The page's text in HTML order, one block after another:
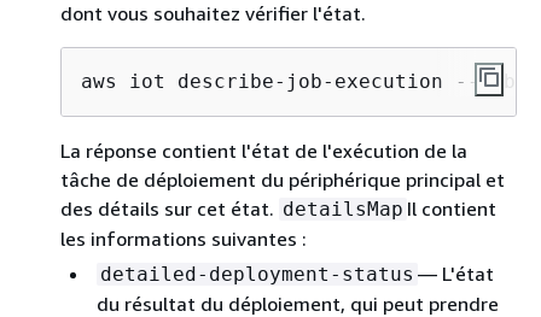
dont vous souhaitez vérifier l'état.
aws iot describe-job-execution --
La réponse contient l'état de l'exécution de la
tâche de déploiement du périphérique principal et
des détails sur cet état. detailsMap Il contient
les informations suivantes :
detailed-deployment-status — L'état
du résultat du déploiement, qui peut prendre